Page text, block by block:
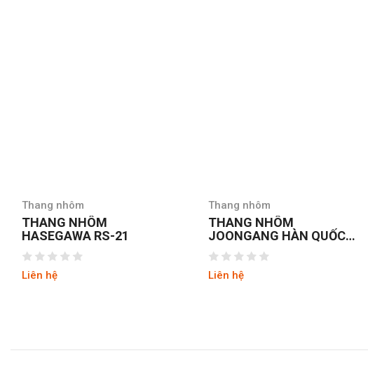
Thang nhôm
THANG NHÔM
JOONGANG HÀN QUỐC
JALS-53
Liên hệ
Thang nhôm
THANG NHÔM CHỮ A
NIKAWA NKD-04 NEW
Liên hệ